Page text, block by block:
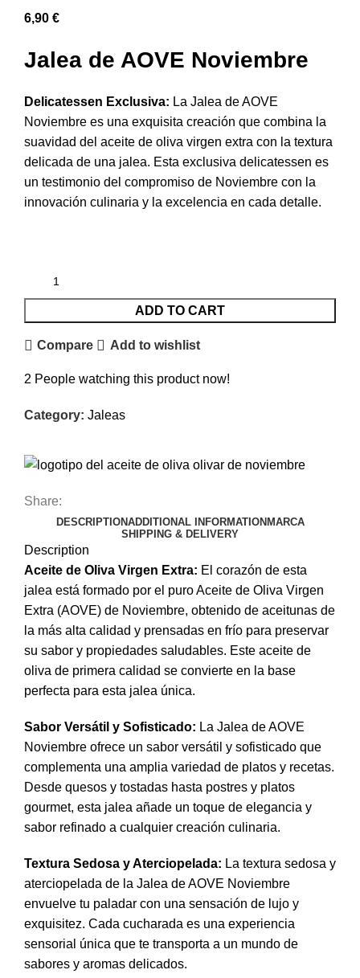
6,90 €
Jalea de AOVE Noviembre
Delicatessen Exclusiva: La Jalea de AOVE
Noviembre es una exquisita creación que combina la
suavidad del aceite de oliva virgen extra con la textura
delicada de una jalea. Esta exclusiva delicatessen es
un testimonio del compromiso de Noviembre con la
innovación culinaria y la excelencia en cada detalle.
ADD TO CART
Compare Add to wishlist
2 People watching this product now!
Category: Jaleas
Share:
DESCRIPTIONADDITIONAL INFORMATION MARCA
SHIPPING & DELIVERY
Description
Aceite de Oliva Virgen Extra: El corazón de esta
jalea está formado por el puro Aceite de Oliva Virgen
Extra (AOVE) de Noviembre, obtenido de aceitunas de
la más alta calidad y prensadas en frío para preservar
su sabor y propiedades saludables. Este aceite de
oliva de primera calidad se convierte en la base
perfecta para esta jalea única.
Sabor Versátil y Sofisticado: La Jalea de AOVE
Noviembre ofrece un sabor versátil y sofisticado que
complementa una amplia variedad de platos y recetas.
Desde quesos y tostadas hasta postres y platos
gourmet, esta jalea añade un toque de elegancia y
sabor refinado a cualquier creación culinaria.
Textura Sedosa y Aterciopelada: La textura sedosa y
aterciopelada de la Jalea de AOVE Noviembre
envuelve tu paladar con una sensación de lujo y
exquisitez. Cada cucharada es una experiencia
sensorial única que te transporta a un mundo de
sabores y aromas delicados.